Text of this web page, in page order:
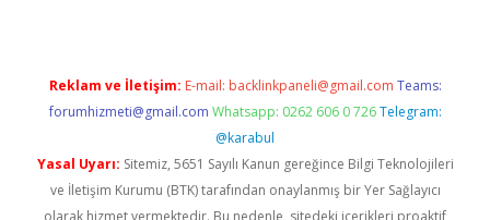
Reklam ve İletişim: E-mail: backlinkpaneli@gmail.com Teams:
forumhizmeti@gmail.com Whatsapp: 0262 606 0 726 Telegram:
@karabul
Yasal Uyarı: Sitemiz, 5651 Sayılı Kanun gereğince Bilgi Teknolojileri
ve İletişim Kurumu (BTK) tarafından onaylanmış bir Yer Sağlayıcı
olarak hizmet vermektedir. Bu nedenle, sitedeki içerikleri proaktif